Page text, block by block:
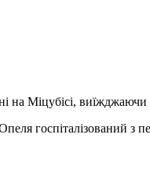
на Міцубісі,
госпіталізований з